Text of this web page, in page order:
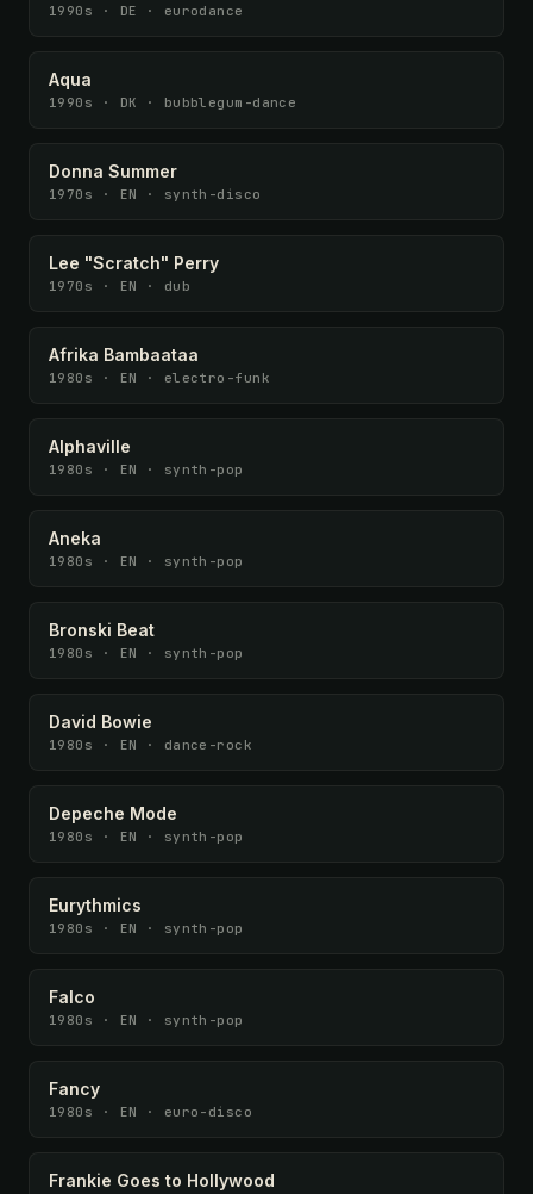
1990s · DE · eurodance
Aqua
1990s · DK · bubblegum-dance
Donna Summer
1970s · EN · synth-disco
Lee "Scratch" Perry
1970s · EN · dub
Afrika Bambaataa
1980s · EN · electro-funk
Alphaville
1980s · EN · synth-pop
Aneka
1980s · EN · synth-pop
Bronski Beat
1980s · EN · synth-pop
David Bowie
1980s · EN · dance-rock
Depeche Mode
1980s · EN · synth-pop
Eurythmics
1980s · EN · synth-pop
Falco
1980s · EN · synth-pop
Fancy
1980s · EN · euro-disco
Frankie Goes to Hollywood